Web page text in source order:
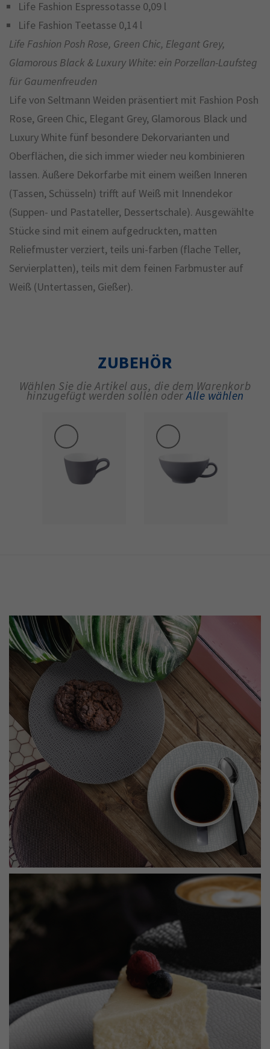
Life Fashion Espressotasse 0,09 l
Life Fashion Teetasse 0,14 l
Life Fashion Posh Rose, Green Chic, Elegant Grey,
Glamorous Black & Luxury White: ein Porzellan-Laufsteg
für Gaumenfreuden
Life von Seltmann Weiden präsentiert mit Fashion Posh
Rose, Green Chic, Elegant Grey, Glamorous Black und
Luxury White fünf besondere Dekorvarianten und
Oberflächen, die sich immer wieder neu kombinieren
lassen. Äußere Dekorfarbe mit einem weißen Inneren
(Tassen, Schüsseln) trifft auf Weiß mit Innendekor
(Suppen- und Pastateller, Dessertschale). Ausgewählte
Stücke sind mit einem aufgedruckten, matten
Reliefmuster verziert, teils uni-farben (flache Teller,
Servierplatten), teils mit dem feinen Farbmuster auf
Weiß (Untertassen, Gießer).
ZUBEHÖR
Wählen Sie die Artikel aus, die dem Warenkorb
hinzugefügt werden sollen oderAlle wählen